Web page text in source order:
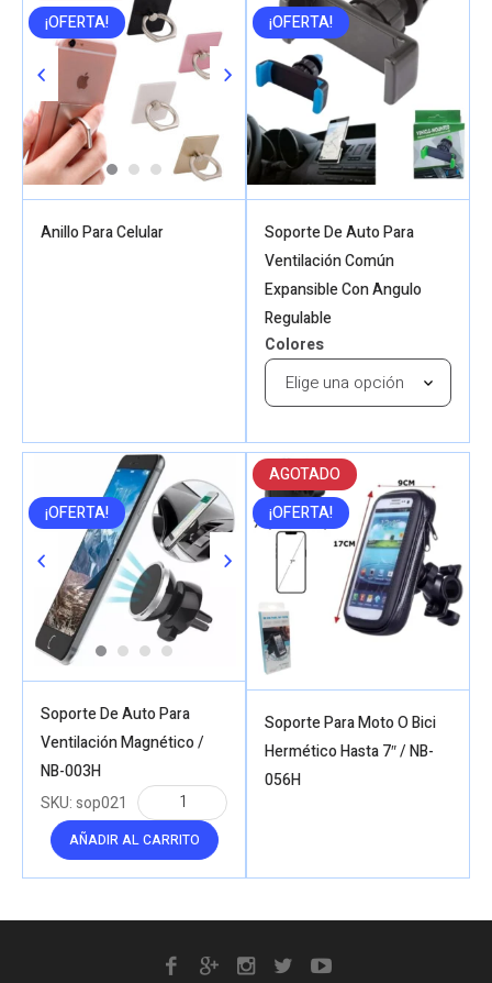
¡OFERTA!
Anillo Para Celular
¡OFERTA!
Soporte De Auto Para
Ventilación Común
Expansible Con Angulo
Regulable
Colores
¡OFERTA!
Soporte De Auto Para
Ventilación Magnético /
NB-003H
AÑADIR AL CARRITO
SKU:sop021
AGOTADO
¡OFERTA!
Soporte Para Moto O Bici
Hermético Hasta 7″ / NB-
056H